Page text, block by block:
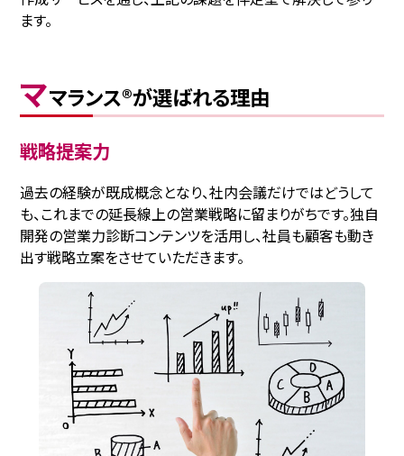
ます。
ママランス®が選ばれる理由
戦略提案力
過去の経験が既成概念となり、社内会議だけではどうして
も、これまでの延長線上の営業戦略に留まりがちです。独⾃
開発の営業⼒診断コンテンツを活用し、社員も顧客も動き
出す戦略立案をさせていただきます。